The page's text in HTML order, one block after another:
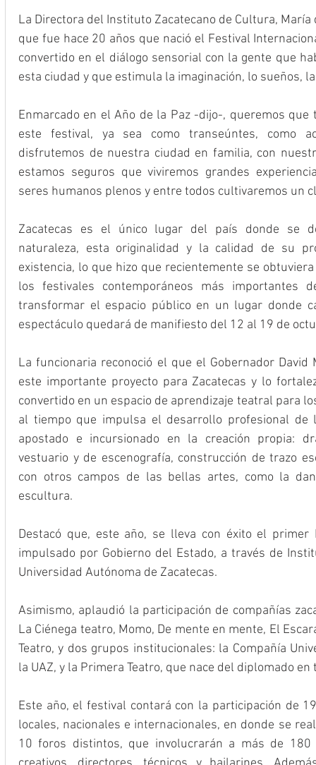
La Directora del Instituto Zacatecano de Cultura, María
que fue hace 20 años que nació el Festival
convertido en el diálogo sensorial con la gente que
esta ciudad y que estimula la imaginación, lo sueños,
Enmarcado en el Año de la Paz -dijo-, queremos
este festival, ya sea como transeúntes, como
disfrutemos de nuestra ciudad en familia, con
estamos seguros que viviremos grandes
seres humanos plenos y entre todos cultivaremos un
Zacatecas es el único lugar del país donde se
naturaleza, esta originalidad y la calidad de su
existencia, lo que hizo que recientemente se
los festivales contemporáneos más importantes
transformar el espacio público en un lugar donde
espectáculo quedará de manifiesto del 12 al 19 de
La funcionaria reconoció el que el Gobernador
este importante proyecto para Zacatecas y lo
convertido en un espacio de aprendizaje teatral para
al tiempo que impulsa el desarrollo profesional de
apostado e incursionado en la creación propia:
vestuario y de escenografía, construcción de trazo
con otros campos de las bellas artes, como la
escultura.
Destacó que, este año, se lleva con éxito el primer
impulsado por Gobierno del Estado, a través de
Universidad Autónoma de Zacatecas.
Asimismo, aplaudió la participación de compañías
La Ciénega teatro, Momo, De mente en mente, El
Teatro, y dos grupos institucionales: la Compañía
la UAZ, y la Primera Teatro, que nace del diplomado
Este año, el festival contará con la participación de
locales, nacionales e internacionales, en donde se
10 foros distintos, que involucrarán a más de 180